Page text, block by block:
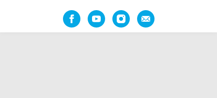
FacebookYouTubeInstagramOdporučiť